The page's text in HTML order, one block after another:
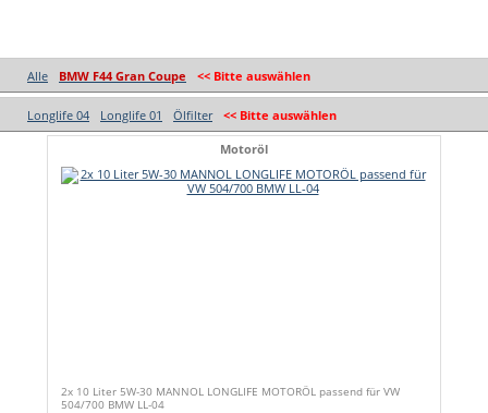
Alle BMW F44 Gran Coupe << Bitte auswählen
Longlife 04 Longlife 01 Ölfilter << Bitte auswählen
Motoröl
2x 10 Liter 5W-30 MANNOL LONGLIFE MOTORÖL passend für VW
504/700 BMW LL-04